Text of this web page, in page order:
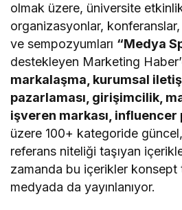
olmak üzere, üniversite
organizasyonlar,
ve sempozyumları “Medya
destekleyen Marketing
markalaşma, kurumsal
pazarlaması, girişimcilik,
işveren markası, influencer
üzere 100+ kategoride
referans niteliği taşıyan
zamanda bu içerikler konsept
medyada da yayınlanıyor.